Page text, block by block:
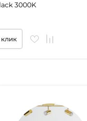
3000K
клик